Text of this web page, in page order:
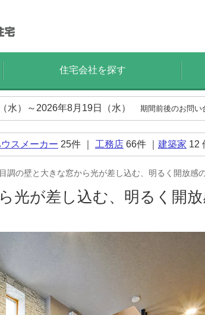
住宅会社を探す
水）～2026年8月19日（水） 期間前後のお問い
スメーカー 25件 ｜ 工務店 66件 ｜ 建築家 12
調の壁と大きな窓から光が差し込む、明るく開放感
光が差し込む、明るく開